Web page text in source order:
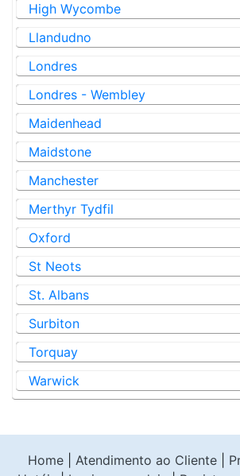
High Wycombe
Llandudno
Londres
Londres - Wembley
Maidenhead
Maidstone
Manchester
Merthyr Tydfil
Oxford
St Neots
St. Albans
Surbiton
Torquay
Warwick
Home| Atendimento ao Cliente|